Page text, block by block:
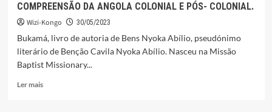
COMPREENSÃO DA ANGOLA COLONIAL E PÓS- COLONIAL.
Wizi-Kongo 30/05/2023
Bukamá, livro de autoria de Bens Nyoka Abílio, pseudónimo
literário de Benção Cavila Nyoka Abílio. Nasceu na Missão
Baptist Missionary...
Ler maisLeia